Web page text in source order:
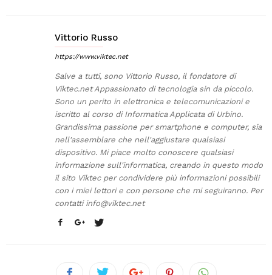
Vittorio Russo
https://www.viktec.net
Salve a tutti, sono Vittorio Russo, il fondatore di
Viktec.net Appassionato di tecnologia sin da piccolo.
Sono un perito in elettronica e telecomunicazioni e
iscritto al corso di Informatica Applicata di Urbino.
Grandissima passione per smartphone e computer, sia
nell'assemblare che nell'aggiustare qualsiasi
dispositivo. Mi piace molto conoscere qualsiasi
informazione sull'informatica, creando in questo modo
il sito Viktec per condividere più informazioni possibili
con i miei lettori e con persone che mi seguiranno. Per
contatti info@viktec.net